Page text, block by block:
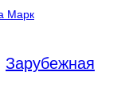
Зарубежная